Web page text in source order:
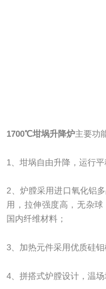
1700℃坩埚升降炉主要功
1、坩埚自由升降，运行
2、炉膛采用进口氧化铝
用，拉伸强度高，无杂
国内纤维材料；
3、加热元件采用优质硅
4、拼搭式炉膛设计，温